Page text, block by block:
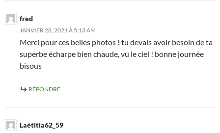
fred
JANVIER 28, 2021 À 5:13 AM
Merci pour ces belles photos ! tu devais avoir besoin de ta
superbe écharpe bien chaude, vu le ciel ! bonne journée
bisous
RÉPONDRE
Laëtitia62_59